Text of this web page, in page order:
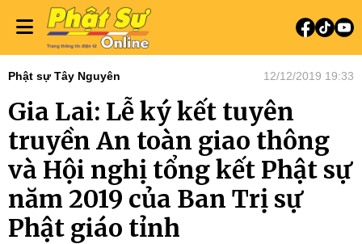
Phật sự Tây Nguyên 12/12/2019 19:33
Gia Lai: Lễ ký kết tuyên
truyền An toàn giao thông
và Hội nghị tổng kết Phật sự
năm 2019 của Ban Trị sự
Phật giáo tỉnh